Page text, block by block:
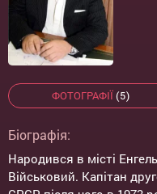
ФОТОГРАФІЇ(5)
Біографія:
Народився в місті
Військовий. Капітан